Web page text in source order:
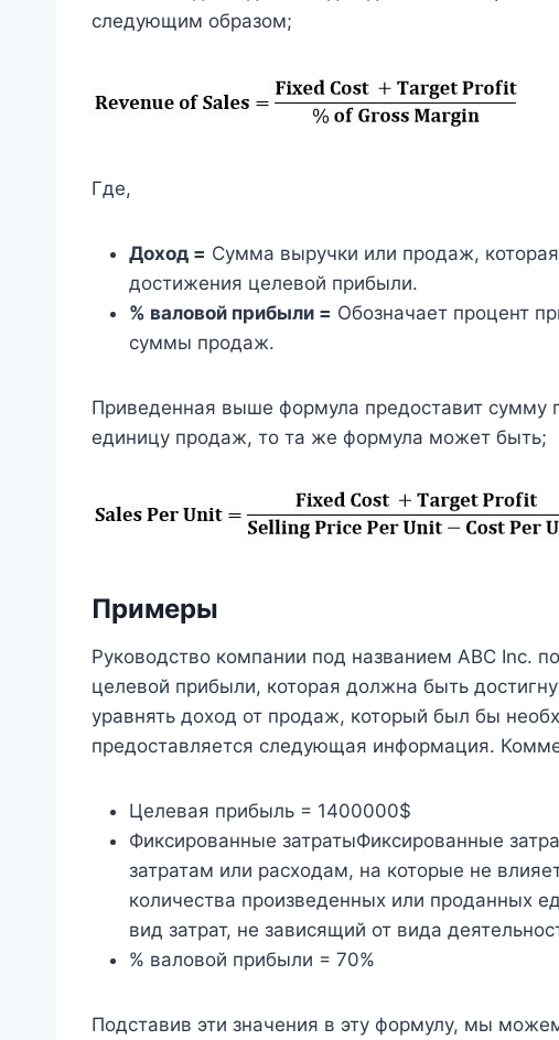
следующим образом;
Где,
Доход = Сумма выручки или продаж,
достижения целевой прибыли.
% валовой прибыли = Обозначает процент
суммы продаж.
Приведенная выше формула предоставит
единицу продаж, то та же формула может быть;
Примеры
Руководство компании под названием ABC Inc.
целевой прибыли, которая должна быть
уравнять доход от продаж, который был бы
предоставляется следующая информация.
Целевая прибыль = 1400000$
Фиксированные затратыФиксированные
затратам или расходам, на которые не
количества произведенных или проданных
вид затрат, не зависящий от вида
% валовой прибыли = 70%
Подставив эти значения в эту формулу, мы